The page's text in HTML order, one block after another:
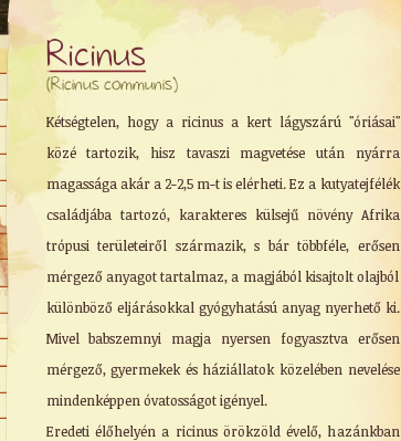
Ricinus
(Ricinus communis)
Kétségtelen, hogy a ricinus a kert lágyszárú "óriásai"
közé tartozik, hisz tavaszi magvetése után nyárra
magassága akár a 2-2,5 m-t is elérheti. Ez a kutyatejfélék
családjába tartozó, karakteres külsejű növény Afrika
trópusi területeiről származik, s bár többféle, erősen
mérgező anyagot tartalmaz, a magjából kisajtolt olajból
különböző eljárásokkal gyógyhatású anyag nyerhető ki.
Mivel babszemnyi magja nyersen fogyasztva erősen
mérgező, gyermekek és háziállatok közelében nevelése
mindenképpen óvatosságot igényel.
Eredeti élőhelyén a ricinus örökzöld évelő, hazánkban